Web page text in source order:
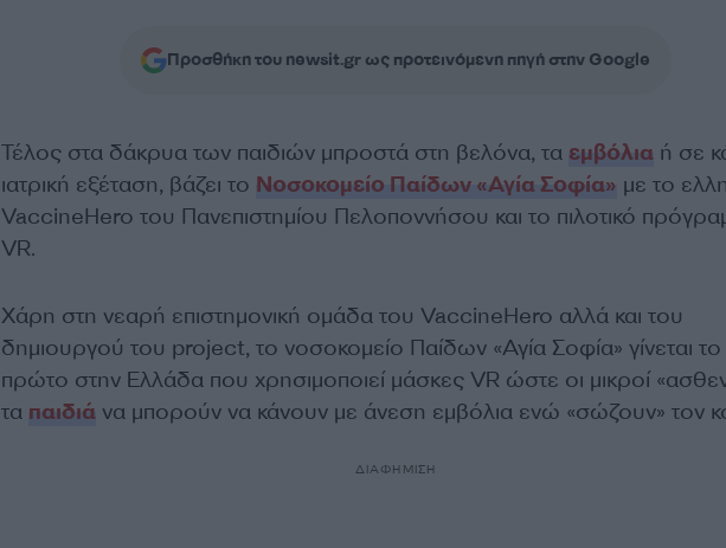
Προσθήκη του newsit.gr ως προτεινόμενη πηγή στην Google
Τέλος στα δάκρυα των παιδιών μπροστά στη βελόνα, τα εμβόλιαή σε
ιατρική εξέταση, βάζει το Νοσοκομείο Παίδων «Αγία Σοφία» με το
VaccineHero του Πανεπιστημίου Πελοποννήσου και το πιλοτικό
VR.
Χάρη στη νεαρή επιστημονική ομάδα του VaccineHero αλλά και του
δημιουργού του project, το νοσοκομείο Παίδων «Αγία Σοφία» γίνεται το
πρώτο στην Ελλάδα που χρησιμοποιεί μάσκες VR ώστε οι μικροί
τα παιδιάνα μπορούν να κάνουν με άνεση εμβόλια ενώ «σώζουν» τον
ΔΙΑΦΗΜΙΣΗ